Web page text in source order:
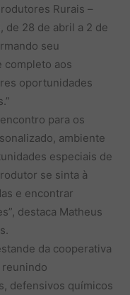
Rurais –
de 28 de abril a 2 de
seu
completo aos
oportunidades
para os
ambiente
especiais de
se sinta à
e encontrar
destaca Matheus
da cooperativa
defensivos químicos